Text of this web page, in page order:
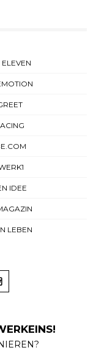
IDEE
LEBEN